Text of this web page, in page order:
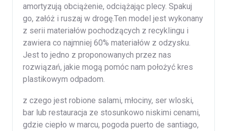
amortyzują obciążenie, odciążając plecy. Spakuj
go, załóż i ruszaj w drogę.Ten model jest wykonany
z serii materiałów pochodzących z recyklingu i
zawiera co najmniej 60% materiałów z odzysku.
Jest to jedno z proponowanych przez nas
rozwiązań, jakie mogą pomóc nam położyć kres
plastikowym odpadom.
z czego jest robione salami, młociny, ser wloski,
bar lub restauracja ze stosunkowo niskimi cenami,
gdzie ciepło w marcu, pogoda puerto de santiago,